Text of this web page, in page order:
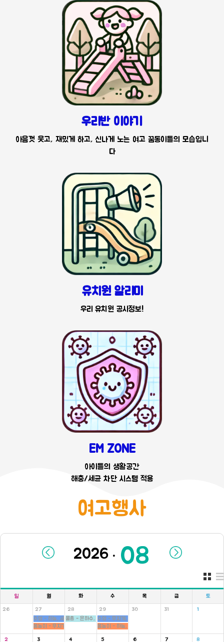
우리반 이야기
아음껏 웃고, 재밌게 하고, 신나게 노는 여고 꿈동이들의 모습입니
다
유치원 알리미
우리 유치원 공시정보!
EM ZONE
아이들의 생활공간
해충/세균 차단 시스템 적용
여고행사
.
일 월 화 수 목 금 토
26
27
수영 - 하늘, 새싹반
몸놀이 - 무지개, 씨앗반
28
물총 - 은하수, 새싹, 병아리반
29
수영 - 무지개, 씨앗반
몸놀이 - 하늘, 새싹반
30 31 1
2 3 4 5 6 7 8